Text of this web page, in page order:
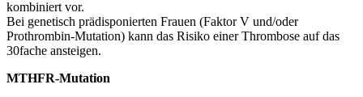
kombiniert vor.
Bei genetisch prädisponierten Frauen (Faktor V und/oder
Prothrombin-Mutation) kann das Risiko einer Thrombose auf das
30fache ansteigen.
MTHFR-Mutation